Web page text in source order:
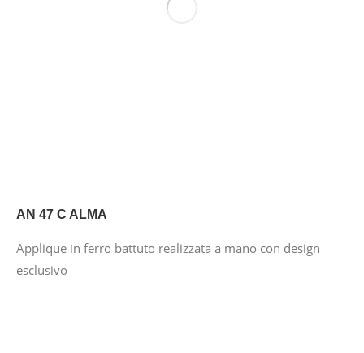
AN 47 C ALMA
Applique in ferro battuto realizzata a mano con design
esclusivo